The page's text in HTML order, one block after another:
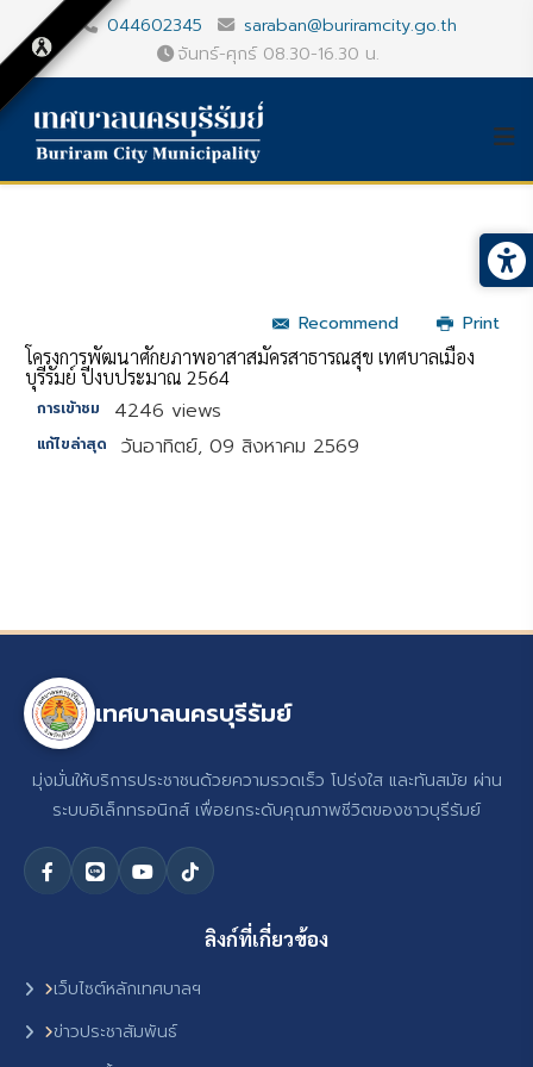
044602345
saraban@buriramcity.go.th
จันทร์-ศุกร์ 08.30-16.30 น.
Recommend
Print
โครงการพัฒนาศักยภาพอาสาสมัครสาธารณสุข เทศบาลเมือง
บุรีรัมย์ ปีงบประมาณ 2564
การเข้าชม 4246 views
แก้ไขล่าสุด วันอาทิตย์, 09 สิงหาคม 2569
เทศบาลนครบุรีรัมย์
มุ่งมั่นให้บริการประชาชนด้วยความรวดเร็ว โปร่งใส และทันสมัย ผ่าน
ระบบอิเล็กทรอนิกส์ เพื่อยกระดับคุณภาพชีวิตของชาวบุรีรัมย์
ลิงก์ที่เกี่ยวข้อง
เว็บไซต์หลักเทศบาลฯ
ข่าวประชาสัมพันธ์